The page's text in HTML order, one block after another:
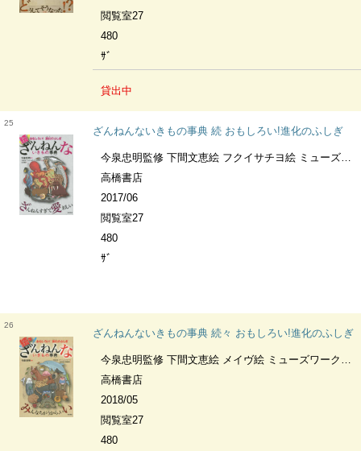
閲覧室27
480
ｻﾞ
貸出中
25
ざんねんないきもの事典 続 おもしろい!進化のふしぎ
今泉忠明監修 下間文恵絵 フクイサチヨ絵 ミューズワーク絵 丸山貴史文
高橋書店
2017/06
閲覧室27
480
ｻﾞ
26
ざんねんないきもの事典 続々 おもしろい!進化のふしぎ
今泉忠明監修 下間文恵絵 メイヴ絵 ミューズワーク絵 有沢重雄文 野島智司文
高橋書店
2018/05
閲覧室27
480